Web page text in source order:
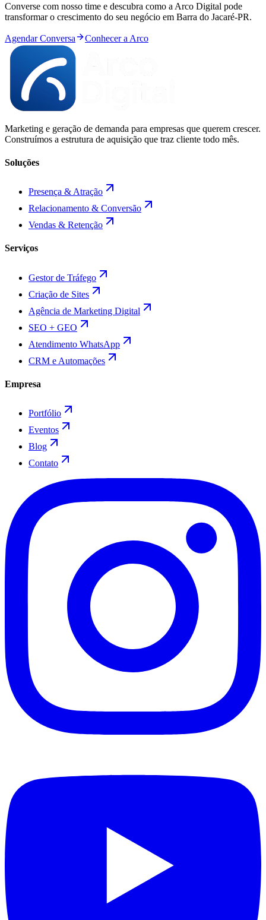
Converse com nosso time e descubra como a Arco Digital pode
transformar o crescimento do seu negócio em Barra do Jacaré-PR.
Agendar Conversa Conhecer a Arco
Marketing e geração de demanda para empresas que querem crescer.
Construímos a estrutura de aquisição que traz cliente todo mês.
Soluções
Presença & Atração
Relacionamento & Conversão
Vendas & Retenção
Serviços
Gestor de Tráfego
Criação de Sites
Agência de Marketing Digital
SEO + GEO
Atendimento WhatsApp
CRM e Automações
Empresa
Portfólio
Eventos
Blog
Contato